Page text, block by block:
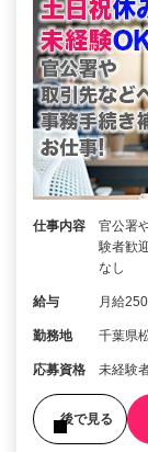
仕事内容
官公署
験者歓
なし
給与 月給
勤務地 千葉県
応募資格 未経験
後で見る